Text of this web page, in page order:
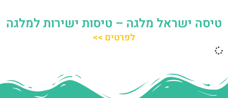
טיסה ישראל מלגה – טיסות ישירות למלגה
לפרטים >>